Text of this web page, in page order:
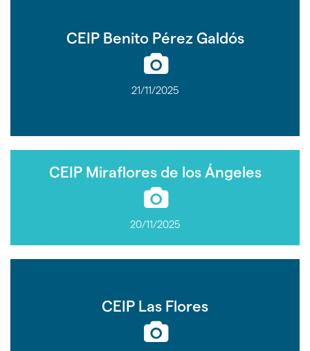
CEIP Benito Pérez Galdós
21/11/2025
CEIP Miraflores de los Ángeles
20/11/2025
CEIP Las Flores